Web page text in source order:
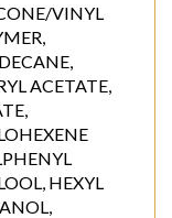
VINYL
ACETATE,
HEXYL